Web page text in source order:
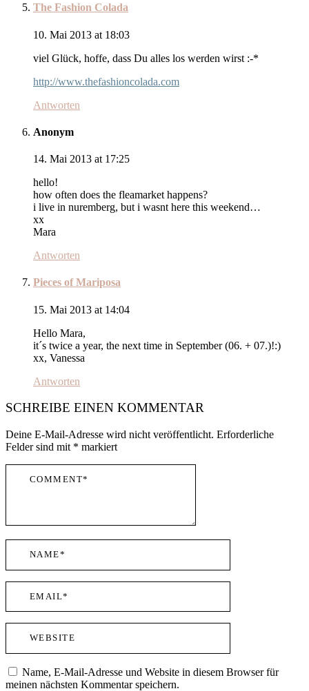
The Fashion Colada
10. Mai 2013 at 18:03
viel Glück, hoffe, dass Du alles los werden wirst :-*
http://www.thefashioncolada.com
Antworten
Anonym
14. Mai 2013 at 17:25
hello!
how often does the fleamarket happens?
i live in nuremberg, but i wasnt here this weekend…
xx
Mara
Antworten
Pieces of Mariposa
15. Mai 2013 at 14:04
Hello Mara,
it´s twice a year, the next time in September (06. + 07.)!:)
xx, Vanessa
Antworten
SCHREIBE EINEN KOMMENTAR
Deine E-Mail-Adresse wird nicht veröffentlicht. Erforderliche
Felder sind mit * markiert
Name, E-Mail-Adresse und Website in diesem Browser für
meinen nächsten Kommentar speichern.